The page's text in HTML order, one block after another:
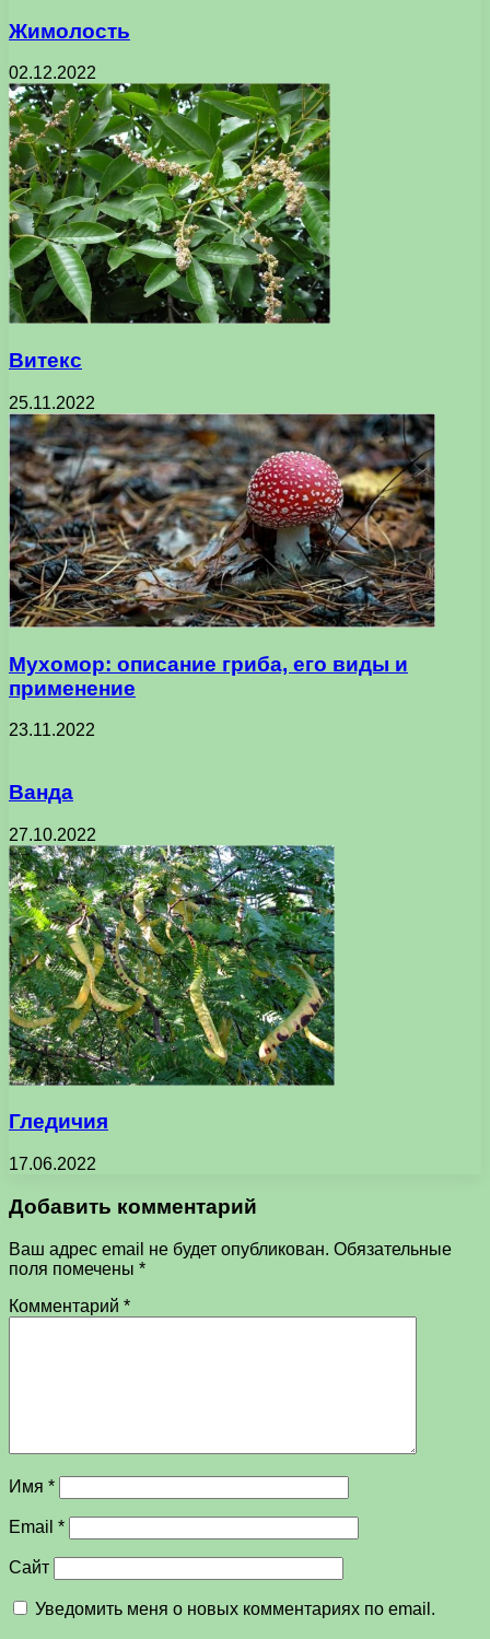
Жимолость
02.12.2022
Витекс
25.11.2022
Мухомор: описание гриба, его виды и
применение
23.11.2022
Ванда
27.10.2022
Гледичия
17.06.2022
Добавить комментарий
Ваш адрес email не будет опубликован. Обязательные
поля помечены *
Комментарий *
Имя *
Email *
Сайт
Уведомить меня о новых комментариях по email.